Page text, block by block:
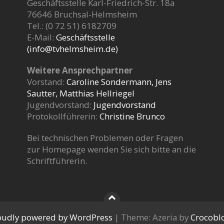
Geschäftsstelle Karl-Friedrich-Str. 18a
76646 Bruchsal-Helmsheim
Tel.: (0 72 51) 6182709
E-Mail: Geschäftsstelle
(info@tvhelmsheim.de)
Weitere Ansprechpartner
Vorstand: Caroline Sondermann, Jens
Sautter, Matthias Hellriegel
Jugendvorstand: Jugendvorstand
Protokollführerin: Christine Brunco
Bei technischen Problemen oder Fragen
zur Homepage wenden Sie sich bitte an die
Schriftführerin.
powered by WordPress | Theme: Azeria by